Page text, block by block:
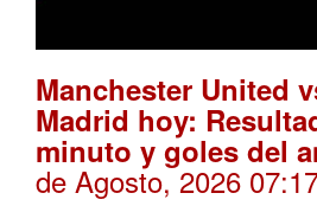
Manchester United
Madrid hoy:
minuto y goles del
de Agosto, 2026